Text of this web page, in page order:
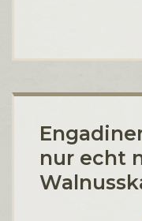
nur echt